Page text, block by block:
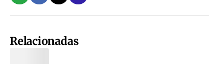
Relacionadas